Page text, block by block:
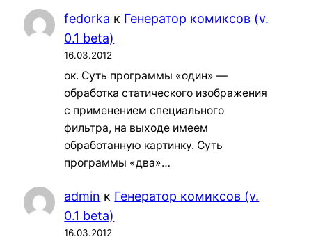
fedorka к Генератор комиксов (v.
0.1 beta)
16.03.2012
ок. Суть программы «один» —
обработка статического изображения
с применением специального
фильтра, на выходе имеем
обработанную картинку. Суть
программы «два»…
admin к Генератор комиксов (v.
0.1 beta)
16.03.2012